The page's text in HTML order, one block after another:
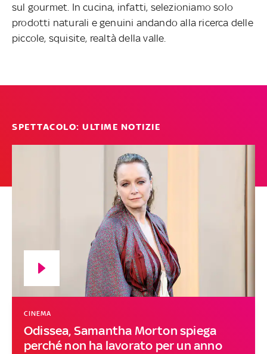
sul gourmet. In cucina, infatti, selezioniamo solo
prodotti naturali e genuini andando alla ricerca delle
piccole, squisite, realtà della valle.
SPETTACOLO: ULTIME NOTIZIE
Odissea, Samantha Morton spiega
perché non ha lavorato per un anno
CINEMA